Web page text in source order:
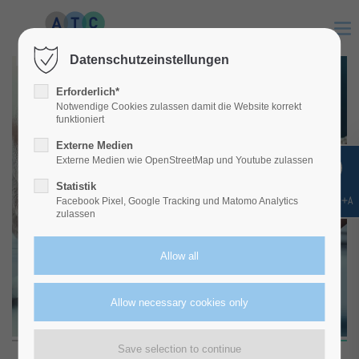
Login
Username
Password
Register|Lost your password?
Support
Shift+Alt+A
Datenschutzeinstellungen
Erforderlich*
Notwendige Cookies zulassen damit die Website korrekt
funktioniert
Externe Medien
Externe Medien wie OpenStreetMap und Youtube zulassen
Statistik
Facebook Pixel, Google Tracking und Matomo Analytics
zulassen